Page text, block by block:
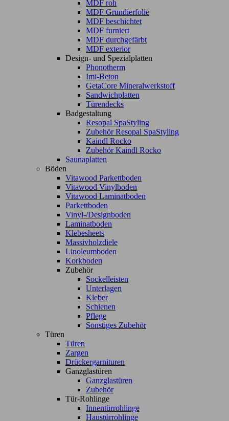
MDF roh
MDF Grundierfolie
MDF beschichtet
MDF furniert
MDF durchgefärbt
MDF exterior
Design- und Spezialplatten
Phonotherm
Imi-Beton
GetaCore Mineralwerkstoff
Sandwichplatten
Türendecks
Badgestaltung
Resopal SpaStyling
Zubehör Resopal SpaStyling
Kaindl Rocko
Zubehör Kaindl Rocko
Saunaplatten
Böden
Vitawood Parkettboden
Vitawood Vinylboden
Vitawood Laminatboden
Parkettboden
Vinyl-/Designboden
Laminatboden
Klebesheets
Massivholzdiele
Linoleumboden
Korkboden
Zubehör
Sockelleisten
Unterlagen
Kleber
Schienen
Pflege
Sonstiges Zubehör
Türen
Türen
Zargen
Drückergarnituren
Ganzglastüren
Ganzglastüren
Zubehör
Tür-Rohlinge
Innentürrohlinge
Haustürrohlinge